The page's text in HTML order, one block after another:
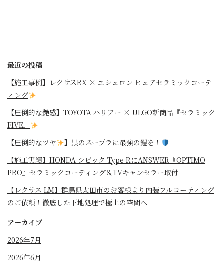
最近の投稿
【施工事例】レクサスRX × エシュロン ピュアセラミックコーテ
ィング
【圧倒的な艶感】TOYOTA ハリアー × ULGO新商品『セラミック
FIVE』
【圧倒的なツヤ
】黒のスープラに最強の鎧を！
⁡【施工実績】HONDA シビック Type RにANSWER『OPTIMO
PRO』セラミックコーティング＆TVキャンセラー取付
【レクサス LM】群馬県太田市のお客様より内装フルコーティング
のご依頼！徹底した下地処理で極上の空間へ
アーカイブ
2026年7月
2026年6月